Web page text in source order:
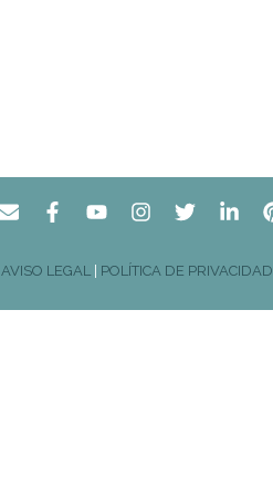
AVISO LEGAL POLÍTICA DE PRIVACIDAD